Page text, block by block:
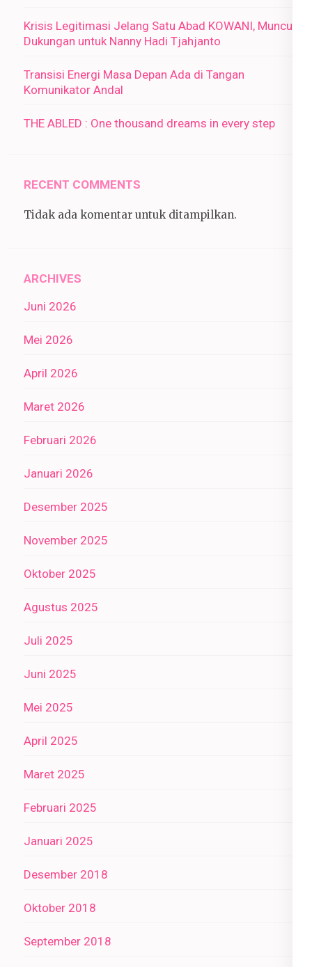
Krisis Legitimasi Jelang Satu Abad KOWANI, Muncul
Dukungan untuk Nanny Hadi Tjahjanto
Transisi Energi Masa Depan Ada di Tangan
Komunikator Andal
THE ABLED : One thousand dreams in every step
RECENT COMMENTS
Tidak ada komentar untuk ditampilkan.
ARCHIVES
Juni 2026
Mei 2026
April 2026
Maret 2026
Februari 2026
Januari 2026
Desember 2025
November 2025
Oktober 2025
Agustus 2025
Juli 2025
Juni 2025
Mei 2025
April 2025
Maret 2025
Februari 2025
Januari 2025
Desember 2018
Oktober 2018
September 2018